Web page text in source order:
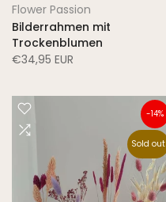
Flower Passion
Bilderrahmen mit
Trockenblumen
€34,95 EUR
-14%
Sold out